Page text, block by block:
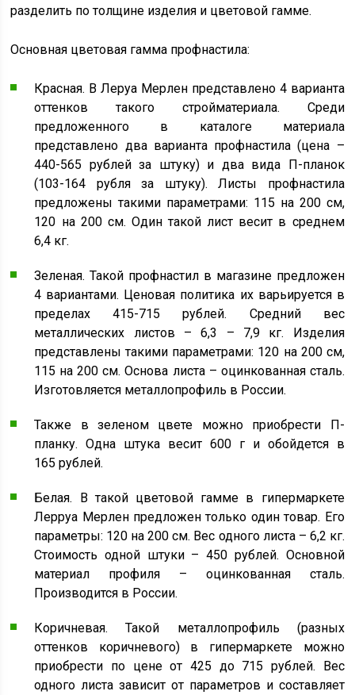
разделить по толщине изделия и цветовой гамме.
Основная цветовая гамма профнастила:
Красная. В Леруа Мерлен представлено 4 варианта
оттенков такого стройматериала. Среди
предложенного в каталоге материала
представлено два варианта профнастила (цена –
440-565 рублей за штуку) и два вида П-планок
(103-164 рубля за штуку). Листы профнастила
предложены такими параметрами: 115 на 200 см,
120 на 200 см. Один такой лист весит в среднем
6,4 кг.
Зеленая. Такой профнастил в магазине предложен
4 вариантами. Ценовая политика их варьируется в
пределах 415-715 рублей. Средний вес
металлических листов – 6,3 – 7,9 кг. Изделия
представлены такими параметрами: 120 на 200 см,
115 на 200 см. Основа листа – оцинкованная сталь.
Изготовляется металлопрофиль в России.
Также в зеленом цвете можно приобрести П-
планку. Одна штука весит 600 г и обойдется в
165 рублей.
Белая. В такой цветовой гамме в гипермаркете
Лерруа Мерлен предложен только один товар. Его
параметры: 120 на 200 см. Вес одного листа – 6,2 кг.
Стоимость одной штуки – 450 рублей. Основной
материал профиля – оцинкованная сталь.
Производится в России.
Коричневая. Такой металлопрофиль (разных
оттенков коричневого) в гипермаркете можно
приобрести по цене от 425 до 715 рублей. Вес
одного листа зависит от параметров и составляет